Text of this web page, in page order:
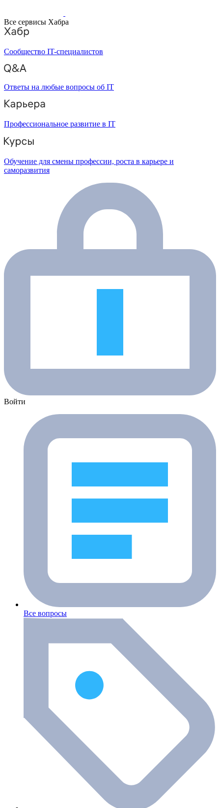
Все сервисы Хабра
Сообщество IT-специалистов
Ответы на любые вопросы об IT
Профессиональное развитие в IT
Обучение для смены профессии, роста в карьере и
саморазвития
Войти
Все вопросы